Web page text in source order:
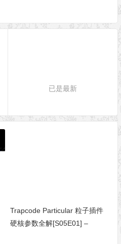
已是最新
Trapcode Particular 粒子插件
硬核参数全解[S05E01] –